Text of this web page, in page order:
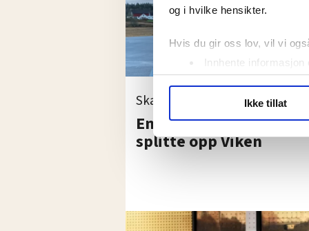
og i hvilke hensikter.
Hvis du gir oss lov, vil vi
Innhente
Identifisere enheten
kan du lese
LO Medias publikasjoner
hvordan våre nettsider blir
Vi deler bare informasjon
Ikke tillat
Skal Viken bestå eller oppløses?
En samlet
splitte opp Viken